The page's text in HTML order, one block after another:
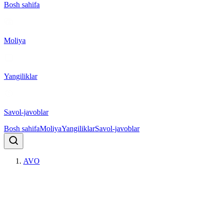
Bosh sahifa
Moliya
Yangiliklar
Savol-javoblar
Bosh sahifaMoliyaYangiliklarSavol-javoblar
AVO